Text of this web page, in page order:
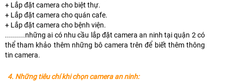
+ Lắp đặt camera cho biệt thự.
+ Lắp đặt camera cho quán cafe.
+ Lắp đặt camera cho bệnh viện.
..........những ai có nhu cầu lắp đặt camera an ninh tại quận 2 có
thể tham khảo thêm những bô camera trên để biết thêm thông
tin camera.
4. Những tiêu chí khi chọn camera an ninh: